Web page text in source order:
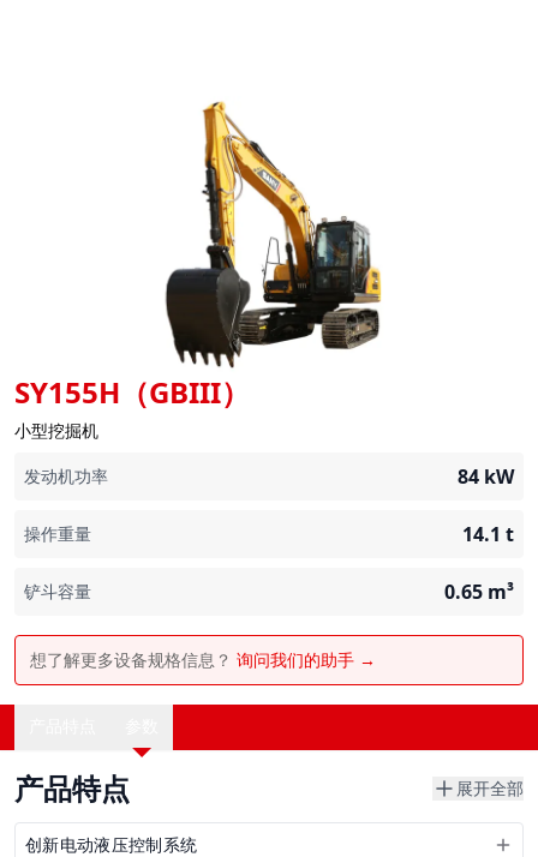
SY155H（GBIII）
小型挖掘机
发动机功率
84 kW
操作重量 14.1 t
铲斗容量 0.65 m³
想了解更多设备规格信息？ 询问我们的助手 →
产品特点 展开全部
创新电动液压控制系统